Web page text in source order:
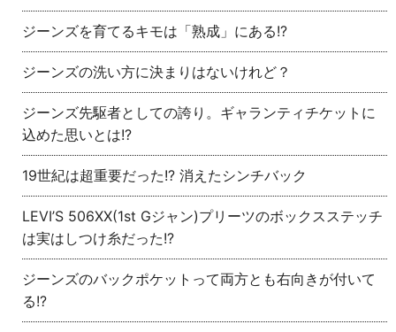
ジーンズを育てるキモは「熟成」にある!?
ジーンズの洗い方に決まりはないけれど？
ジーンズ先駆者としての誇り。ギャランティチケットに
込めた思いとは!?
19世紀は超重要だった!? 消えたシンチバック
LEVI’S 506XX(1st Gジャン)プリーツのボックスステッチ
は実はしつけ糸だった!?
ジーンズのバックポケットって両方とも右向きが付いて
る!?